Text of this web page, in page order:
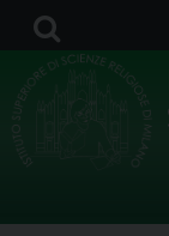
Skip
content